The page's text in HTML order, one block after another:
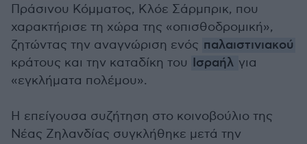
Πράσινου Κόμματος, Κλόε Σάρμπρικ, που
χαρακτήρισε τη χώρα της «οπισθοδρομική»,
ζητώντας την αναγνώριση ενός παλαιστινιακού
κράτους και την καταδίκη του Ισραήλ για
«εγκλήματα πολέμου».
Η επείγουσα συζήτηση στο κοινοβούλιο της
Νέας Ζηλανδίας συγκλήθηκε μετά την